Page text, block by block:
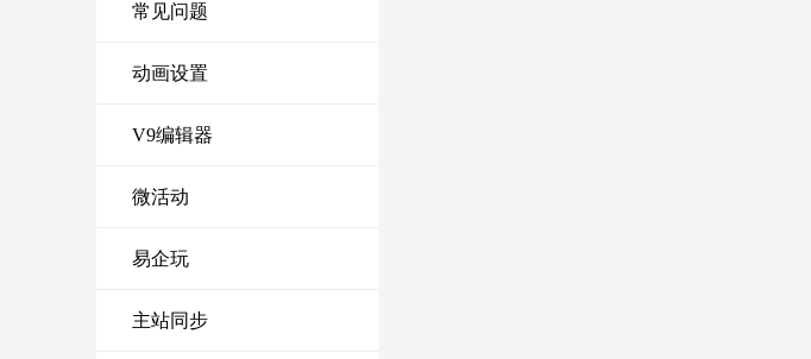
常见问题
动画设置
V9编辑器
微活动
易企玩
主站同步